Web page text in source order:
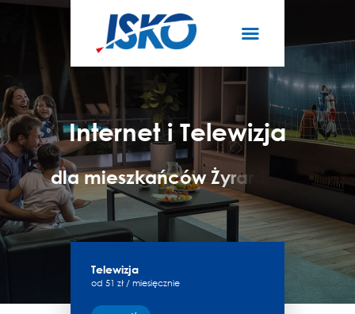
TELEWIZJA
INTERNET
O NAS
AKTUALNOŚCI
STREFA KLIENTA
Internet i Telewizja
dla mieszkańców Żyra owa
Telewizja
od 51 zł / miesięcznie